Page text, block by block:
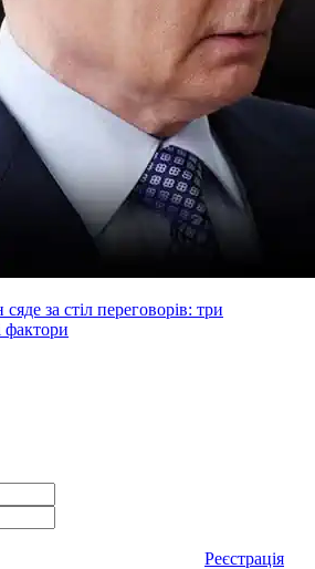
за стіл переговорів: три
фактори
Реєстрація